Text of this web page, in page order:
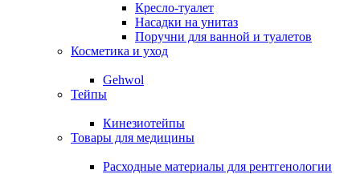
Кресло-туалет
Насадки на унитаз
Поручни для ванной и туалетов
Косметика и уход
Gehwol
Тейпы
Кинезиотейпы
Товары для медицины
Расходные материалы для рентгенологии